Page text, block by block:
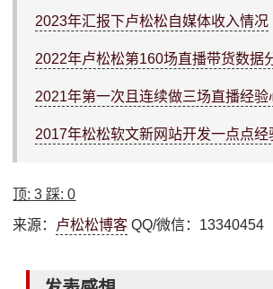
2023年汇报下卢松松自媒体收入情况
2022年卢松松第160场直播带货数据
2021年第一次且连续做三场直播经验
2017年松松软文新网站开发一点点经
顶:3 踩:0
来源： 卢松松博客 QQ/微信：13340454